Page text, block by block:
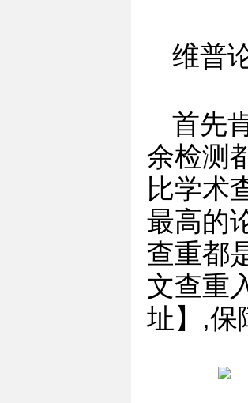
维普
首先
余检测
比学术
最高的
查重都
文查重
址】,保